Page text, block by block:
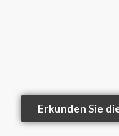
Erkunden Sie